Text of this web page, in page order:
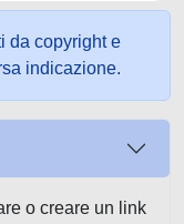
da copyright e
indicazione.
o creare un link